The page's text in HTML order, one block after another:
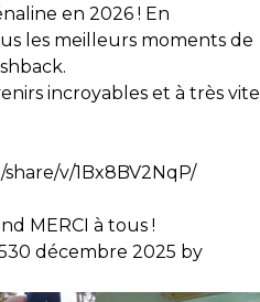
en 2026 ! En
les meilleurs moments de
incroyables et à très vite
v/1Bx8BV2NqP/
MERCI à tous !
30 décembre 2025 by